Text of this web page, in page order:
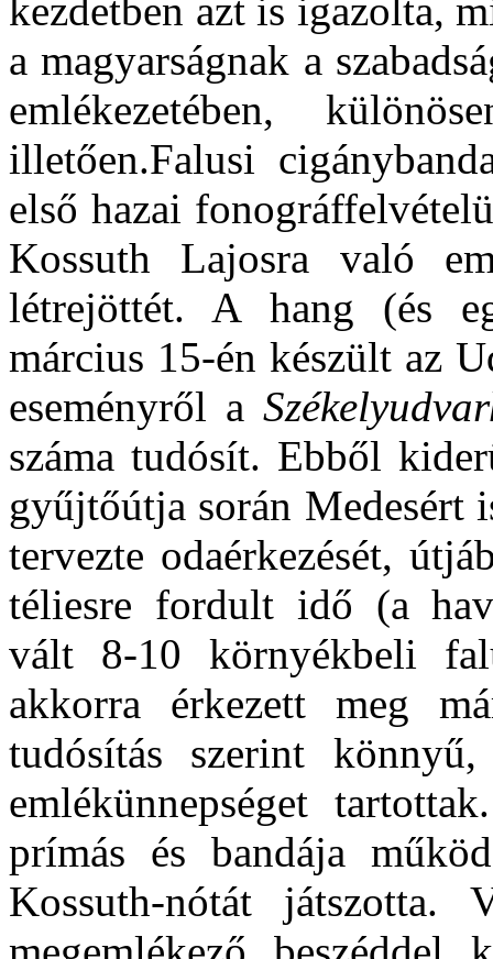
kezdetben azt is igazolta,
a magyarságnak a
emlékezetében,
illetően.Falusi
első hazai
Kossuth Lajosra való
létrejöttét. A hang (és
március 15-én készült az
eseményről a
száma tudósít. Ebből
gyűjtőútja során Medesért
tervezte odaérkezését,
téliesre fordult idő (a
vált 8-10 környékbeli
akkorra érkezett meg
tudósítás szerint
emlékünnepséget
prímás és bandája
Kossuth-nótát játszotta.